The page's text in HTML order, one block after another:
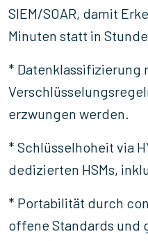
SIEM/SOAR, damit
Minuten statt in
* Datenklassifizierung
erzwungen werden.
* Schlüsselhoheit via
dedizierten HSMs,
* Portabilität durch
offene Standards und